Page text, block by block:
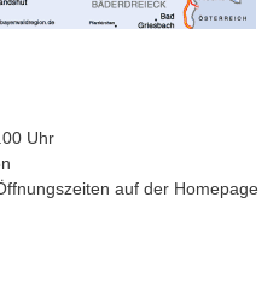
Uhr
auf der Homepage